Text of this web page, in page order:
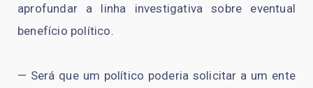
aprofundar a linha investigativa sobre eventual
benefício político.
— Será que um político poderia solicitar a um ente